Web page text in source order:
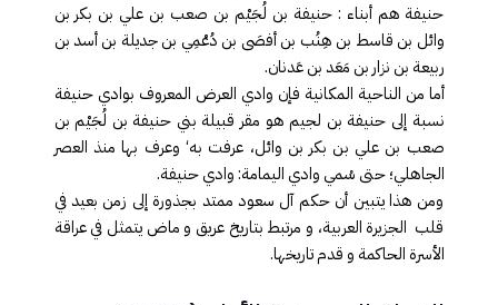
حنيفة هم أبناء : حنيفة بن لُجَيْم بن صعب بن علي بن بكر بن
وائل بن قاسط بن هِنُب بن أفصَى بن دُعْمِي بن جديلة بن أسد بن
ربيعة بن نزار بن مَعَد بن عَدنان.
أما من الناحية المكانية فإن وادي العرض المعروف بوادي حنيفة
نسبة إلى حنيفة بن لجيم هو مقر قبيلة بني حنيفة بن لُجَيْم بن
صعب بن علي بن بكر بن وائل، عرفت به‘ وعرف ب​ها منذ العصر
الجاهلي؛ حتى سُمي وادي اليمامة: وادي حنيفة.
ومن هذا يتبين أن حكم آل سعود ممتد بجذورة إلى زمن بعيد في
قلب الجزيرة العربية، و مرتبط بتاريخ عريق و ماض يتمثل في عراقة
الأسرة الحاكمة و قدم تاريخها.